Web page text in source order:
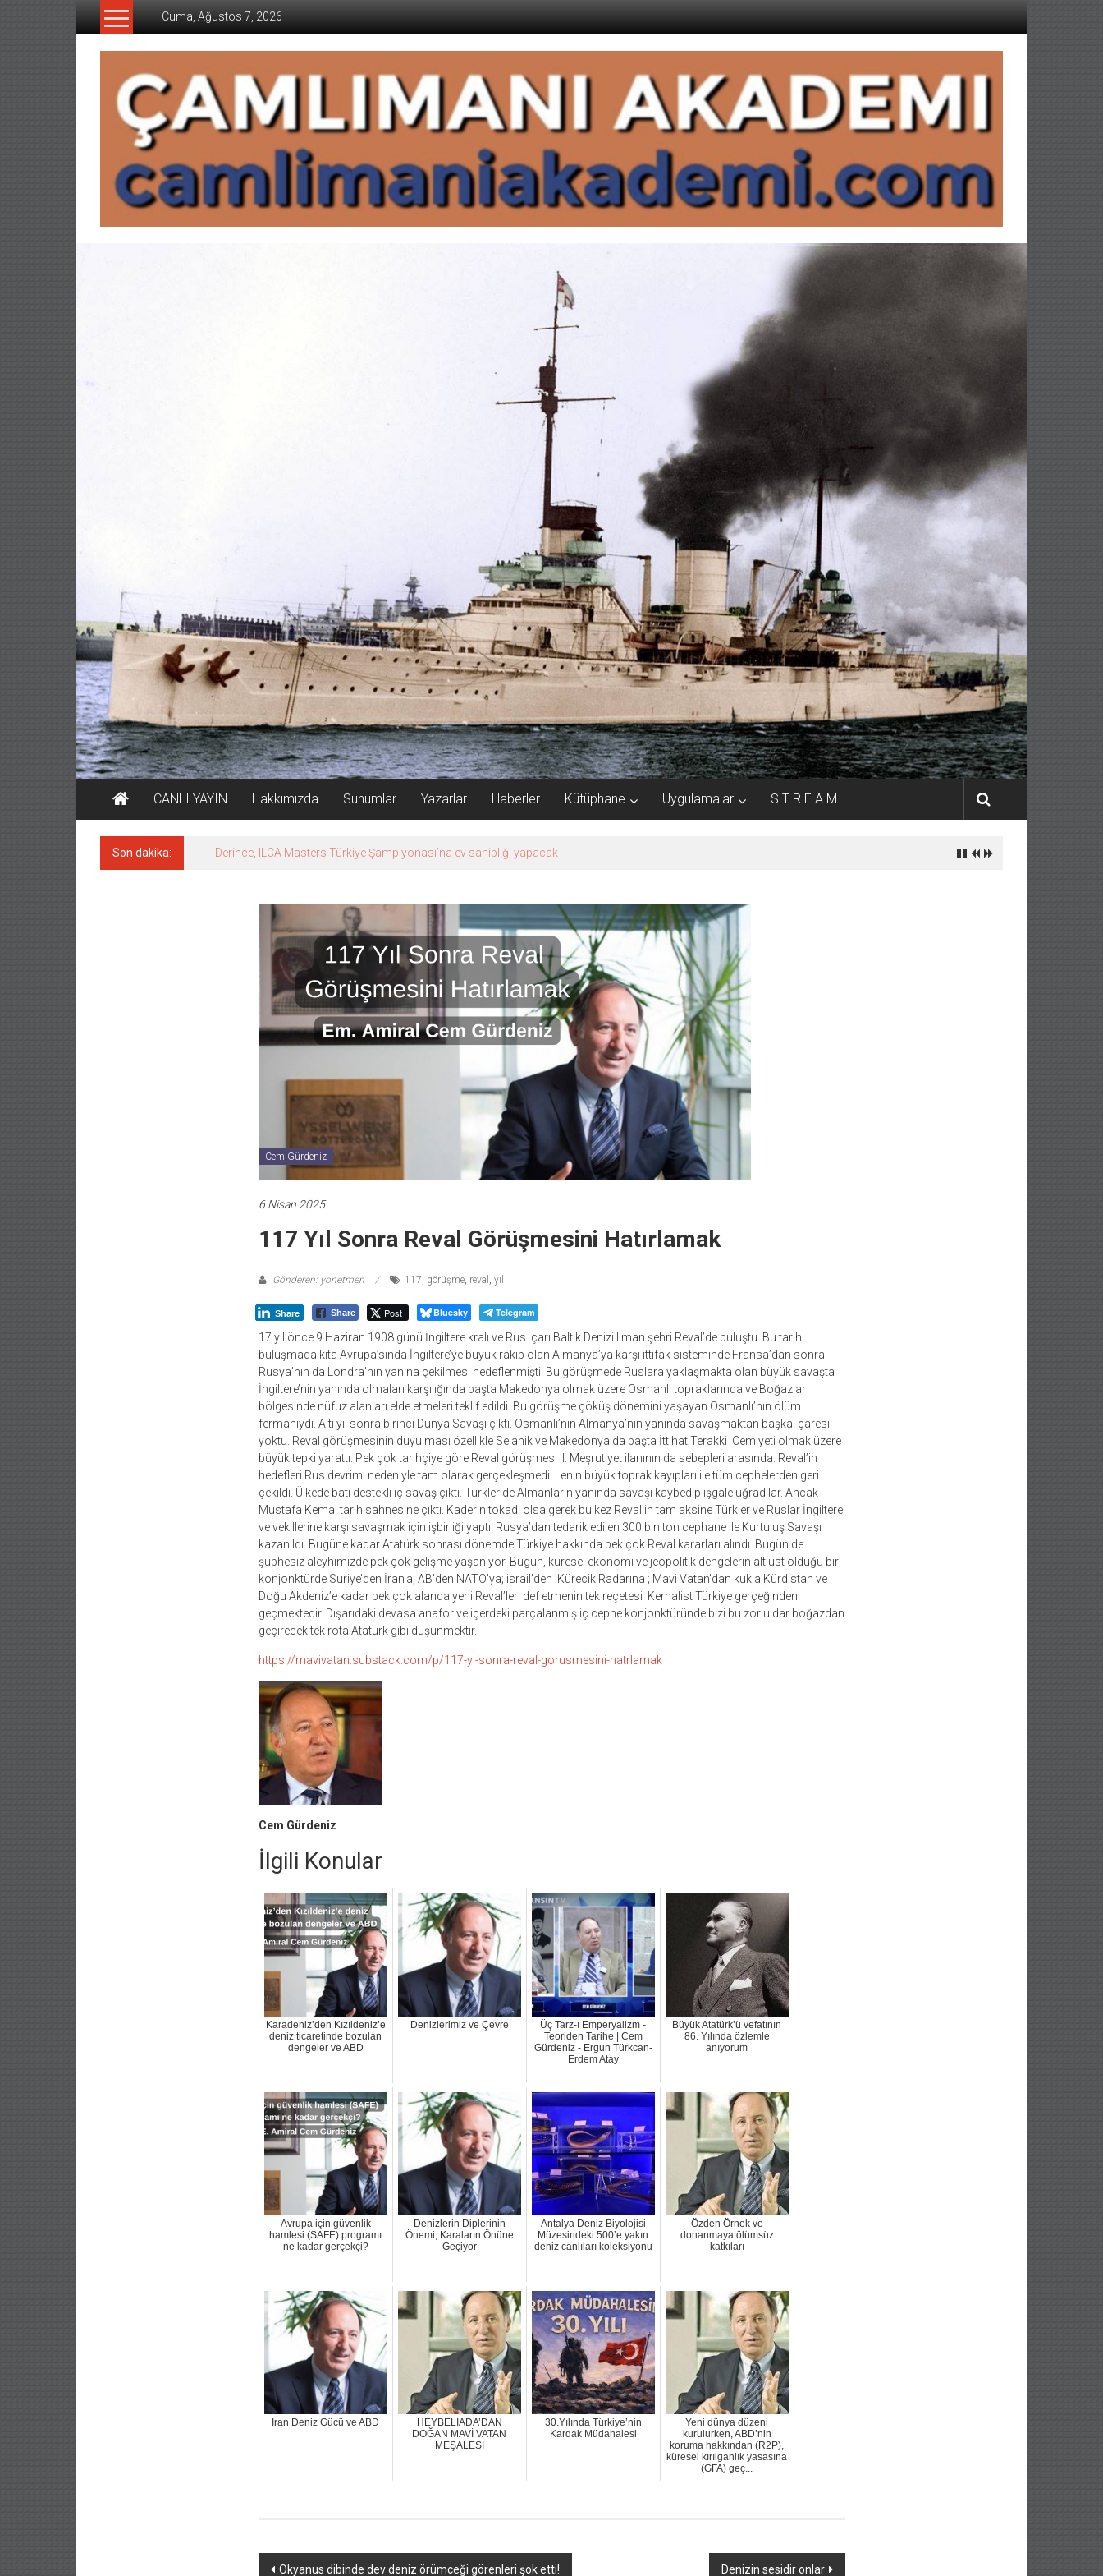
İçeriğe
Cuma, Ağustos 7, 2026
CAMLIMANI
AKADEMI
CANLI YAYIN Hakkımızda Sunumlar Yazarlar Haberler Kütüphane Uygulamalar S T R E A M
Son dakika: Derince, ILCA Masters Türkiye Şampiyonası’na ev sahipliği yapacak
Cem Gürdeniz
6 Nisan 2025
117 Yıl Sonra Reval Görüşmesini Hatırlamak
Gönderen: yonetmen 117, görüşme, reval , yıl
Share Share Post Bluesky Telegram
17 yıl önce 9 Haziran 1908 günü İngiltere kralı ve Rus çarı Baltık Denizi liman şehri Reval’de buluştu. Bu tarihi
buluşmada kıta Avrupa’sında İngiltere’ye büyük rakip olan Almanya’ya karşı ittifak sisteminde Fransa’dan sonra
Rusya’nın da Londra’nın yanına çekilmesi hedeflenmişti. Bu görüşmede Ruslara yaklaşmakta olan büyük savaşta
İngiltere’nin yanında olmaları karşılığında başta Makedonya olmak üzere Osmanlı topraklarında ve Boğazlar
bölgesinde nüfuz alanları elde etmeleri teklif edildi. Bu görüşme çöküş dönemini yaşayan Osmanlı’nın ölüm
fermanıydı. Altı yıl sonra birinci Dünya Savaşı çıktı. Osmanlı’nın Almanya’nın yanında savaşmaktan başka çaresi
yoktu. Reval görüşmesinin duyulması özellikle Selanik ve Makedonya’da başta İttihat Terakki Cemiyeti olmak üzere
büyük tepki yarattı. Pek çok tarihçiye göre Reval görüşmesi II. Meşrutiyet ilanının da sebepleri arasında. Reval’in
hedefleri Rus devrimi nedeniyle tam olarak gerçekleşmedi. Lenin büyük toprak kayıpları ile tüm cephelerden geri
çekildi. Ülkede batı destekli iç savaş çıktı. Türkler de Almanların yanında savaşı kaybedip işgale uğradılar. Ancak
Mustafa Kemal tarih sahnesine çıktı. Kaderin tokadı olsa gerek bu kez Reval’in tam aksine Türkler ve Ruslar İngiltere
ve vekillerine karşı savaşmak için işbirliği yaptı. Rusya’dan tedarik edilen 300 bin ton cephane ile Kurtuluş Savaşı
kazanıldı. Bugüne kadar Atatürk sonrası dönemde Türkiye hakkında pek çok Reval kararları alındı. Bugün de
şüphesiz aleyhimizde pek çok gelişme yaşanıyor. Bugün, küresel ekonomi ve jeopolitik dengelerin alt üst olduğu bir
konjonktürde Suriye’den İran’a; AB’den NATO’ya; israil’den Kürecik Radarına ; Mavi Vatan’dan kukla Kürdistan ve
Doğu Akdeniz’e kadar pek çok alanda yeni Reval’leri def etmenin tek reçetesi Kemalist Türkiye gerçeğinden
geçmektedir. Dışarıdaki devasa anafor ve içerdeki parçalanmış iç cephe konjonktüründe bizi bu zorlu dar boğazdan
geçirecek tek rota Atatürk gibi düşünmektir.
https://mavivatan.substack.com/p/117-yl-sonra-reval-gorusmesini-hatrlamak
Cem Gürdeniz
İlgili Konular
Karadeniz’den Kızıldeniz’e
deniz ticaretinde bozulan
dengeler ve ABD
Denizlerimiz ve Çevre
Üç Tarz-ı Emperyalizm -
Teoriden Tarihe | Cem
Gürdeniz - Ergun Türkcan-
Erdem Atay
Büyük Atatürk’ü vefatının
86. Yılında özlemle
anıyorum
Avrupa için güvenlik
hamlesi (SAFE) programı
ne kadar gerçekçi?
Denizlerin Diplerinin
Önemi, Karaların Önüne
Geçiyor
Antalya Deniz Biyolojisi
Müzesindeki 500’e yakın
deniz canlıları koleksiyonu
Özden Örnek ve
donanmaya ölümsüz
katkıları
İran Deniz Gücü ve ABD
HEYBELİADA’DAN
DOĞAN MAVİ VATAN
MEŞALESİ
30.Yılında Türkiye’nin
Kardak Müdahalesi
Yeni dünya düzeni
kurulurken, ABD’nin
koruma hakkından (R2P),
küresel kırılganlık yasasına
(GFA) geç...
Yazı
Okyanus dibinde dev deniz örümceği görenleri şok etti! Denizin sesidir onlar